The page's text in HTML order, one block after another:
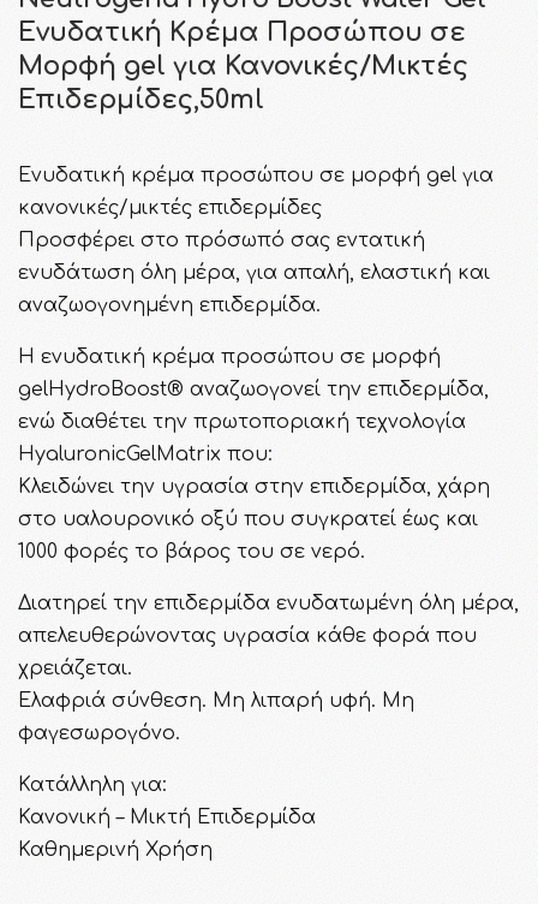
Ενυδατική Κρέμα Προσώπου σε
Μορφή gel για Κανονικές/Μικτές
Επιδερμίδες,50ml
Ενυδατική κρέμα προσώπου σε μορφή gel για
κανονικές/μικτές επιδερμίδες
Προσφέρει στο πρόσωπό σας εντατική
ενυδάτωση όλη μέρα, για απαλή, ελαστική και
αναζωογονημένη επιδερμίδα.
Η ενυδατική κρέμα προσώπου σε μορφή
gelHydroBoost® αναζωογονεί την επιδερμίδα,
ενώ διαθέτει την πρωτοποριακή τεχνολογία
HyaluronicGelMatrix που:
Κλειδώνει την υγρασία στην επιδερμίδα, χάρη
στο υαλουρονικό οξύ που συγκρατεί έως και
1000 φορές το βάρος του σε νερό.
Διατηρεί την επιδερμίδα ενυδατωμένη όλη μέρα,
απελευθερώνοντας υγρασία κάθε φορά που
χρειάζεται.
Ελαφριά σύνθεση. Μη λιπαρή υφή. Μη
φαγεσωρογόνο.
Κατάλληλη για:
Κανονική – Μικτή Επιδερμίδα
Καθημερινή Χρήση